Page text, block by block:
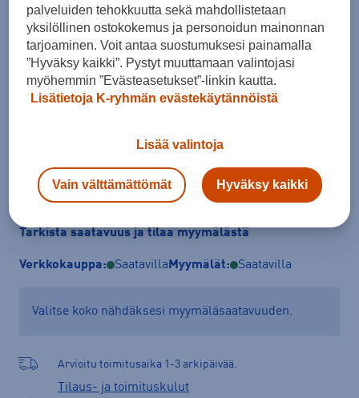
Koko
S M L XXL
Kokotaulukko
Tarkista saatavuus ja tilaa myymälästä
Verkkokauppa: Saatavilla Myymälät: Saatavilla
Valitse koko nähdäksesi myymäläsaatavuuden.
Arvioitu toimitusaika 1-3 arkipäivää.
Tilaus- ja toimituskulut
palveluiden tehokkuutta sekä mahdollistetaan
yksilöllinen ostokokemus ja personoidun mainonnan
tarjoaminen. Voit antaa suostumuksesi painamalla
”Hyväksy kaikki”. Pystyt muuttamaan valintojasi
myöhemmin ”Evästeasetukset”-linkin kautta.
Lisätietoja K-ryhmän evästekäytännöistä
Lisää valintoja
Vain välttämättömät Hyväksy kaikki